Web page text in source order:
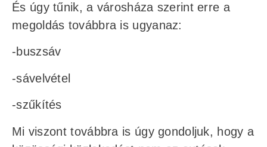
És úgy tűnik, a városháza szerint erre a
megoldás továbbra is ugyanaz:
-buszsáv
-sávelvétel
-szűkítés
Mi viszont továbbra is úgy gondoljuk, hogy a